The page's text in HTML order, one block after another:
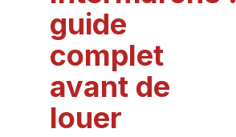
guide
complet
avant de
louer